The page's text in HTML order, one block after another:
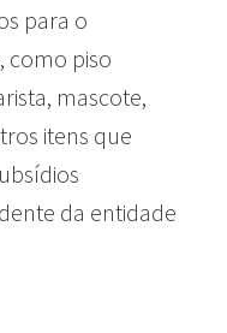
para o
como piso
mascote,
itens que
da entidade